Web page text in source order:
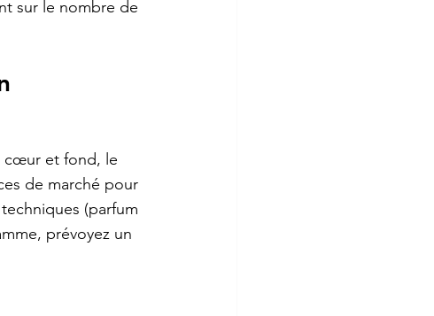
sur le nombre de
cœur et fond, le
de marché pour
(parfum
prévoyez un